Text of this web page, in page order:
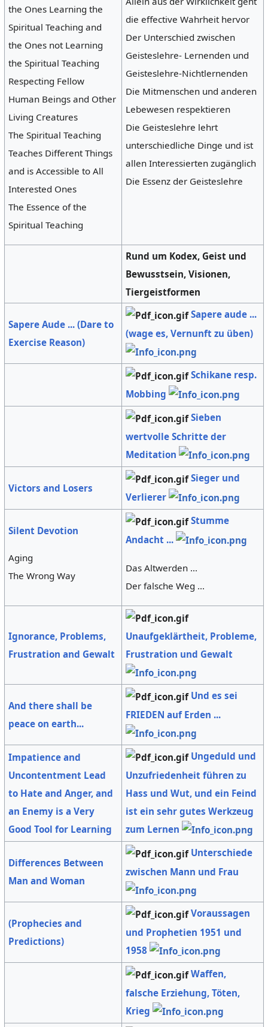
the Ones Learning the
Spiritual Teaching and
the Ones not Learning
the Spiritual Teaching
Respecting Fellow
Human Beings and Other
Living Creatures
The Spiritual Teaching
Teaches Different Things
and is Accessible to All
Interested Ones
The Essence of the
Spiritual Teaching
die effective Wahrheit hervor
Der Unterschied zwischen
Geisteslehre- Lernenden und
Geisteslehre-Nichtlernenden
Die Mitmenschen und anderen
Lebewesen respektieren
Die Geisteslehre lehrt
unterschiedliche Dinge und ist
allen Interessierten zugänglich
Die Essenz der Geisteslehre
Rund um Kodex, Geist und
Bewusstsein, Visionen,
Tiergeistformen
Sapere Aude ... (Dare to
Exercise Reason)
Sapere aude ...
(wage es, Vernunft zu üben)
Schikane resp.
Mobbing
Sieben
wertvolle Schritte der
Meditation
Victors and Losers
Sieger und
Verlierer
Silent Devotion
Aging
The Wrong Way
Stumme
Andacht ...
Das Altwerden ...
Der falsche Weg ...
Ignorance, Problems,
Frustration and Gewalt
Unaufgeklärtheit, Probleme,
Frustration und Gewalt
And there shall be
peace on earth...
Und es sei
FRIEDEN auf Erden ...
Impatience and
Uncontentment Lead
to Hate and Anger, and
an Enemy is a Very
Good Tool for Learning
Ungeduld und
Unzufriedenheit führen zu
Hass und Wut, und ein Feind
ist ein sehr gutes Werkzeug
zum Lernen
Differences Between
Man and Woman
Unterschiede
zwischen Mann und Frau
(Prophecies and
Predictions)
Voraussagen
und Prophetien 1951 und
1958
Waffen,
falsche Erziehung, Töten,
Krieg